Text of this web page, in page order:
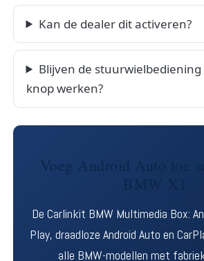
Kan de dealer dit activeren?
Blijven de stuurwielbediening
knop werken?
Voeg Android Auto toe
BMW X1
De Carlinkit BMW Multimedia Box:
Play, draadloze Android Auto en
alle BMW-modellen met